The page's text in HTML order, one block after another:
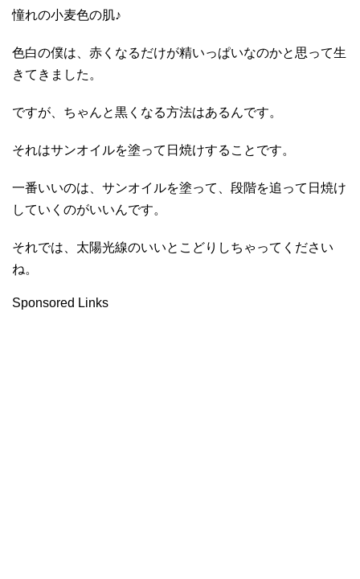
憧れの小麦色の肌♪
色白の僕は、赤くなるだけが精いっぱいなのかと思って生
きてきました。
ですが、ちゃんと黒くなる方法はあるんです。
それはサンオイルを塗って日焼けすることです。
一番いいのは、サンオイルを塗って、段階を追って日焼け
していくのがいいんです。
それでは、太陽光線のいいとこどりしちゃってください
ね。
Sponsored Links